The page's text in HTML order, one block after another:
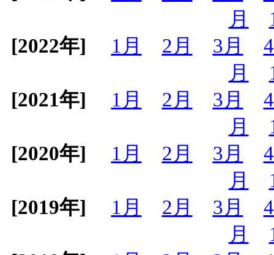
月
[2022年]
1月 2月 3月
月
[2021年]
1月 2月 3月
月
[2020年]
1月 2月 3月
月
[2019年]
1月 2月 3月
月